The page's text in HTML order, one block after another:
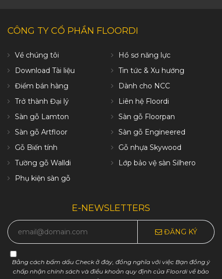
CÔNG TY CỔ PHẦN FLOORDI
Về chúng tôi
Hồ sơ năng lực
Download Tài liệu
Tin tức & Xu hướng
Điểm bán hàng
Dành cho NCC
Trở thành Đại lý
Liên hệ Floordi
Sàn gỗ Lamton
Sàn gỗ Floorpan
Sàn gỗ Artfloor
Sàn gỗ Engineered
Gỗ Biến tính
Gỗ nhựa Skywood
Tường gỗ Walldi
Lớp bảo vệ sàn Silhero
Phụ kiện sàn gỗ
E-NEWSLETTERS
ĐĂNG KÝ
Bằng cách bấm dấu Check ở đây, đồng nghĩa với việc Bạn đồng ý
chấp nhận chính sách và điều khoản quy định của Floordi về bảo